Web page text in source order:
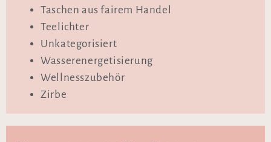
Taschen aus fairem Handel
Teelichter
Unkategorisiert
Wasserenergetisierung
Wellnesszubehör
Zirbe